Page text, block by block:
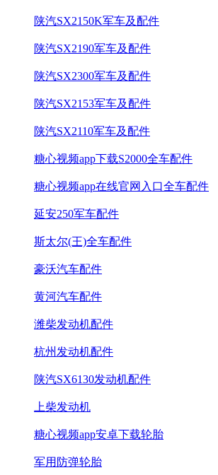
陕汽SX2150K军车及配件
陕汽SX2190军车及配件
陕汽SX2300军车及配件
陕汽SX2153军车及配件
陕汽SX2110军车及配件
糖心视频app下载S2000全车配件
糖心视频app在线官网入口全车配件
延安250军车配件
斯太尔(王)全车配件
豪沃汽车配件
黄河汽车配件
潍柴发动机配件
杭州发动机配件
陕汽SX6130发动机配件
上柴发动机
糖心视频app安卓下载轮胎
军用防弹轮胎